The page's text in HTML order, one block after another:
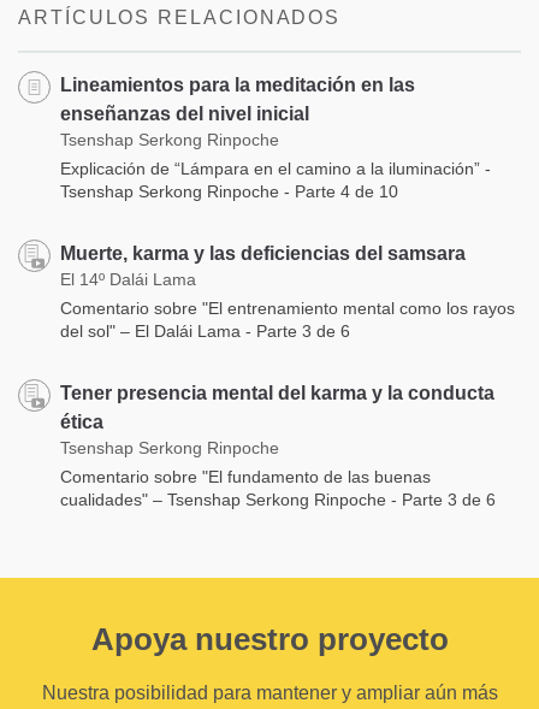
ARTÍCULOS RELACIONADOS
Lineamientos para la meditación en las
enseñanzas del nivel inicial
Tsenshap Serkong Rinpoche
Explicación de “Lámpara en el camino a la iluminación” -
Tsenshap Serkong Rinpoche - Parte 4 de 10
Muerte, karma y las deficiencias del samsara
El 14º Dalái Lama
Comentario sobre "El entrenamiento mental como los rayos
del sol" – El Dalái Lama - Parte 3 de 6
Tener presencia mental del karma y la conducta
ética
Tsenshap Serkong Rinpoche
Comentario sobre "El fundamento de las buenas
cualidades" – Tsenshap Serkong Rinpoche - Parte 3 de 6
Apoya nuestro proyecto
Nuestra posibilidad para mantener y ampliar aún más